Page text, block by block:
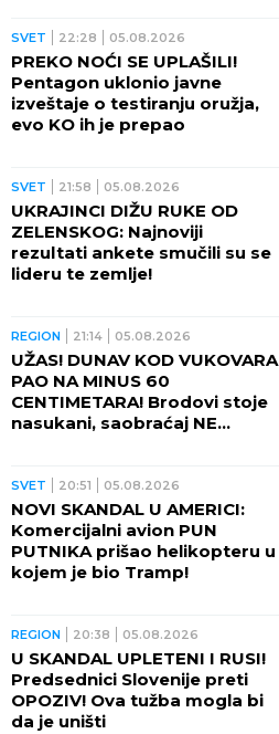
SVET 22:28 05.08.2026
PREKO NOĆI SE UPLAŠILI!
Pentagon uklonio javne
izveštaje o testiranju oružja,
evo KO ih je prepao
SVET 21:58 05.08.2026
UKRAJINCI DIŽU RUKE OD
ZELENSKOG: Najnoviji
rezultati ankete smučili su se
lideru te zemlje!
REGION 21:14 05.08.2026
UŽAS! DUNAV KOD VUKOVARA
PAO NA MINUS 60
CENTIMETARA! Brodovi stoje
nasukani, saobraćaj NE
SVET 20:51 05.08.2026
NOVI SKANDAL U AMERICI:
Komercijalni avion PUN
PUTNIKA prišao helikopteru u
kojem je bio Tramp!
REGION 20:38 05.08.2026
U SKANDAL UPLETENI I RUSI!
Predsednici Slovenije preti
OPOZIV! Ova tužba mogla bi
da je uništi